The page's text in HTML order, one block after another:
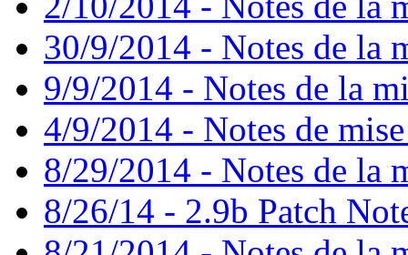
30/9/2014 - Notes de la
9/9/2014 - Notes de la
4/9/2014 - Notes de
8/29/2014 - Notes de la
8/26/14 - 2.9b Patch